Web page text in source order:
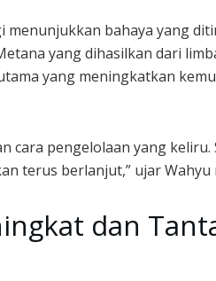
menunjukkan bahaya yang
yang dihasilkan dari
yang meningkatkan
cara pengelolaan yang keliru.
terus berlanjut,” ujar Wahyu
dan